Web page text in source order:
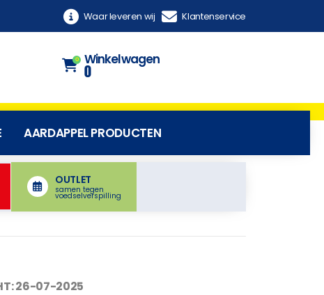
Waar leveren wij Klantenservice
0 Winkelwagen
0
AARDAPPEL PRODUCTEN
OUTLET
samen tegen
voedselverspilling
26-07-2025